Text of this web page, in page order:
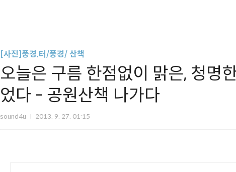
[사진]풍경,터/풍경/ 산책
오늘은 구름 한점없이 맑은, 청명
었다 - 공원산책 나가다
sound4u 2013. 9. 27. 01:15